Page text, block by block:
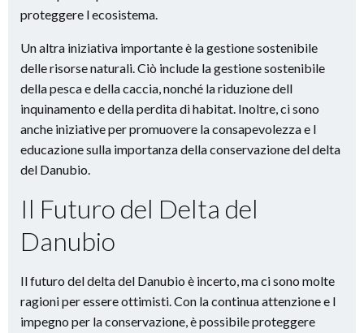
proteggere l ecosistema.
Un altra iniziativa importante è la gestione sostenibile
delle risorse naturali. Ciò include la gestione sostenibile
della pesca e della caccia, nonché la riduzione dell
inquinamento e della perdita di habitat. Inoltre, ci sono
anche iniziative per promuovere la consapevolezza e l
educazione sulla importanza della conservazione del delta
del Danubio.
Il Futuro del Delta del
Danubio
Il futuro del delta del Danubio è incerto, ma ci sono molte
ragioni per essere ottimisti. Con la continua attenzione e l
impegno per la conservazione, è possibile proteggere